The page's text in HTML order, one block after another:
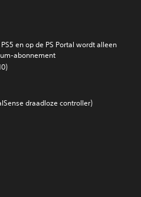
en op de PS Portal wordt alleen
abonnement
draadloze controller)